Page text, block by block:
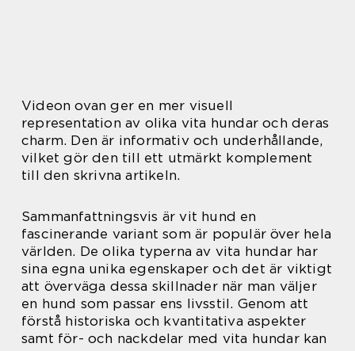
Videon ovan ger en mer visuell
representation av olika vita hundar och deras
charm. Den är informativ och underhållande,
vilket gör den till ett utmärkt komplement
till den skrivna artikeln.
Sammanfattningsvis är vit hund en
fascinerande variant som är populär över hela
världen. De olika typerna av vita hundar har
sina egna unika egenskaper och det är viktigt
att överväga dessa skillnader när man väljer
en hund som passar ens livsstil. Genom att
förstå historiska och kvantitativa aspekter
samt för- och nackdelar med vita hundar kan